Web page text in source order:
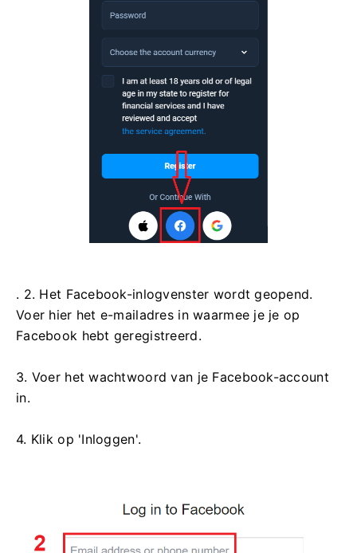
. 2. Het Facebook-inlogvenster wordt geopend.
Voer hier het e-mailadres in waarmee je je op
Facebook hebt geregistreerd.
3. Voer het wachtwoord van je Facebook-account
in.
4. Klik op 'Inloggen'.